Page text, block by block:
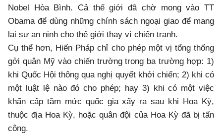
Nobel Hòa Bình. Cả thế giới đã chờ mong vào TT
Obama để dùng những chính sách ngoại giao để mang
lại sự an ninh cho thế giới thay vì chiến tranh.
Cụ thể hơn, Hiến Pháp chỉ cho phép một vị tổng thống
gởi quân Mỹ vào chiến trường trong ba trường hợp: 1)
khi Quốc Hội thông qua nghị quyết khởi chiến; 2) khi có
một luật lệ nào đó cho phép; hay 3) khi có một việc
khẩn cấp tầm mức quốc gia xẩy ra sau khi Hoa Kỳ,
thuộc địa Hoa Kỳ, hoặc quân đội của Hoa Kỳ đã bị tấn
công.